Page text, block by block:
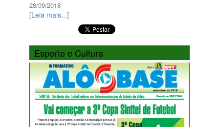
28/09/2018
[Leia mais...]
Esporte e Cultura